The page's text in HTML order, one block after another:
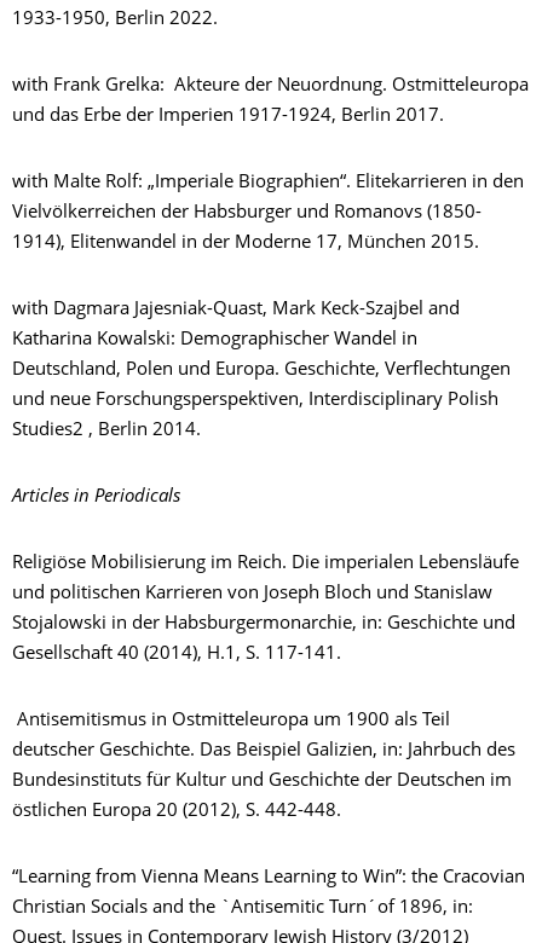
1933-1950, Berlin 2022.
with Frank Grelka: Akteure der Neuordnung. Ostmitteleuropa
und das Erbe der Imperien 1917-1924, Berlin 2017.
with Malte Rolf: „Imperiale Biographien“. Elitekarrieren in den
Vielvölkerreichen der Habsburger und Romanovs (1850-
1914), Elitenwandel in der Moderne 17, München 2015.
with Dagmara Jajesniak-Quast, Mark Keck-Szajbel and
Katharina Kowalski: Demographischer Wandel in
Deutschland, Polen und Europa. Geschichte, Verflechtungen
und neue Forschungsperspektiven, Interdisciplinary Polish
Studies2 , Berlin 2014.
Articles in Periodicals
Religiöse Mobilisierung im Reich. Die imperialen Lebensläufe
und politischen Karrieren von Joseph Bloch und Stanislaw
Stojalowski in der Habsburgermonarchie, in: Geschichte und
Gesellschaft 40 (2014), H.1, S. 117-141.
Antisemitismus in Ostmitteleuropa um 1900 als Teil
deutscher Geschichte. Das Beispiel Galizien, in: Jahrbuch des
Bundesinstituts für Kultur und Geschichte der Deutschen im
östlichen Europa 20 (2012), S. 442-448.
“Learning from Vienna Means Learning to Win”: the Cracovian
Christian Socials and the `Antisemitic Turn´of 1896, in:
Quest. Issues in Contemporary Jewish History (3/2012)